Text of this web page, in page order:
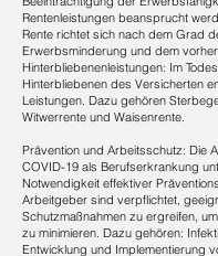
Rentenleistungen beansprucht
Rente richtet sich nach dem Grad
Erwerbsminderung und dem
Hinterbliebenenleistungen: Im
Hinterbliebenen des Versicherten
Leistungen. Dazu gehören
Witwerrente und Waisenrente.
Prävention und Arbeitsschutz: ​Die
COVID-19 als Berufserkrankung
Notwendigkeit effektiver
Arbeitgeber sind verpflichtet,
Schutzmaßnahmen zu ergreifen,
zu minimieren. Dazu gehören:
Entwicklung und Implementierung